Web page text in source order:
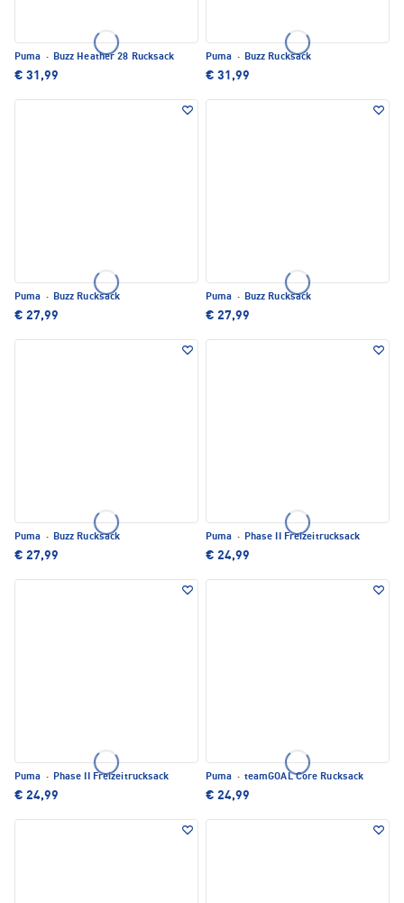
Puma · Buzz Heather 28 Rucksack
€ 31,99
Puma · Buzz Rucksack
€ 31,99
Puma · Buzz Rucksack
€ 27,99
Puma · Buzz Rucksack
€ 27,99
Puma · Buzz Rucksack
€ 27,99
Puma · Phase II Freizeitrucksack
€ 24,99
Puma · Phase II Freizeitrucksack
€ 24,99
Puma · teamGOAL Core Rucksack
€ 24,99